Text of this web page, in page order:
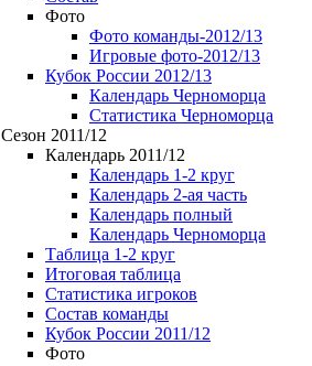
Фото
Фото команды-2012/13
Игровые фото-2012/13
Кубок России 2012/13
Календарь Черноморца
Статистика Черноморца
Сезон 2011/12
Календарь 2011/12
Календарь 1-2 круг
Календарь 2-ая часть
Календарь полный
Календарь Черноморца
Таблица 1-2 круг
Итоговая таблица
Статистика игроков
Состав команды
Кубок России 2011/12
Фото